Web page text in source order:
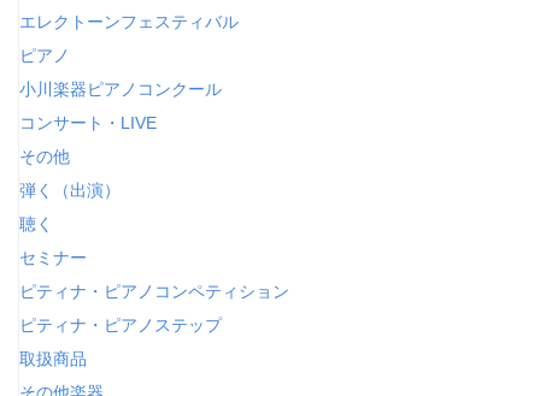
エレクトーンフェスティバル
ピアノ
小川楽器ピアノコンクール
コンサート・LIVE
その他
弾く（出演）
聴く
セミナー
ピティナ・ピアノコンペティション
ピティナ・ピアノステップ
取扱商品